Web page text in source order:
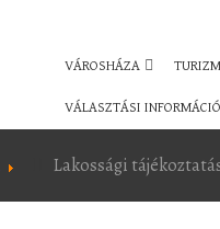
VÁROSHÁZA
VÁLASZTÁSI
Lakossági